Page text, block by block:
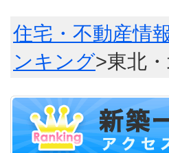
住宅・不動産情
ンキング>東北